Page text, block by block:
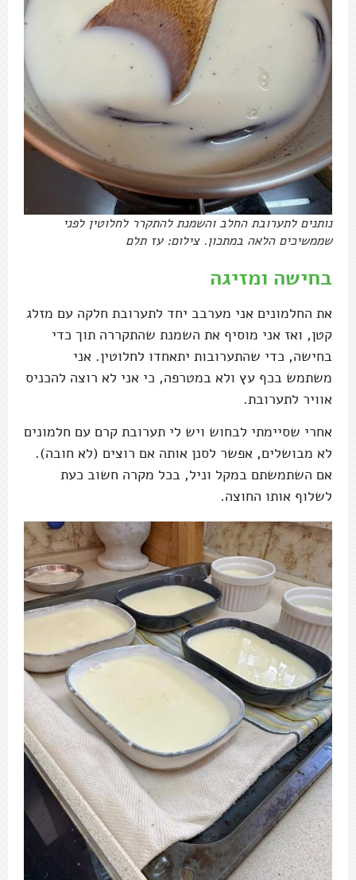
נותנים לתערובת החלב והשמנת להתקרר לחלוטין לפני
שממשיכים הלאה במתכון. צילום: עז תלם
בחישה ומזיגה
את החלמונים אני מערבב יחד לתערובת חלקה עם מזלג
קטן, ואז אני מוסיף את השמנת שהתקררה תוך כדי
בחישה, כדי שהתערובות יתאחדו לחלוטין. אני
משתמש בכף עץ ולא במטרפה, כי אני לא רוצה להכניס
אוויר לתערובת.
אחרי שסיימתי לבחוש ויש לי תערובת קרם עם חלמונים
לא מבושלים, אפשר לסנן אותה אם רוצים (לא חובה).
אם השתמשתם במקל וניל, בכל מקרה חשוב כעת
לשלוף אותו החוצה.